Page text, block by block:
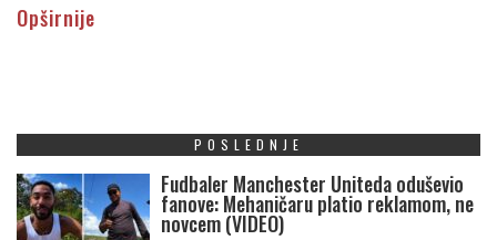
Opširnije
POSLEDNJE
Fudbaler Manchester Uniteda oduševio
fanove: Mehaničaru platio reklamom, ne
novcem (VIDEO)